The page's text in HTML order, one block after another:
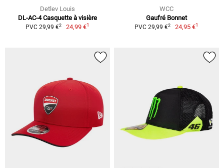
Detlev Louis
DL-AC-4 Casquette à visière
PVC 29,99 €2 24,99 €1
WCC
Gaufré Bonnet
PVC 29,99 €2 24,95 €1